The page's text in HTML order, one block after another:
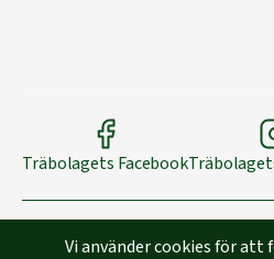
Träbolagets Facebook